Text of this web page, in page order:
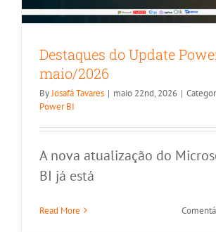
Destaques do Update
maio/2026
ByJosafá Tavares | maio 22nd, 2026 |
Power BI
A nova atualização do
BI já está
Read Moreevolução ao longo dos